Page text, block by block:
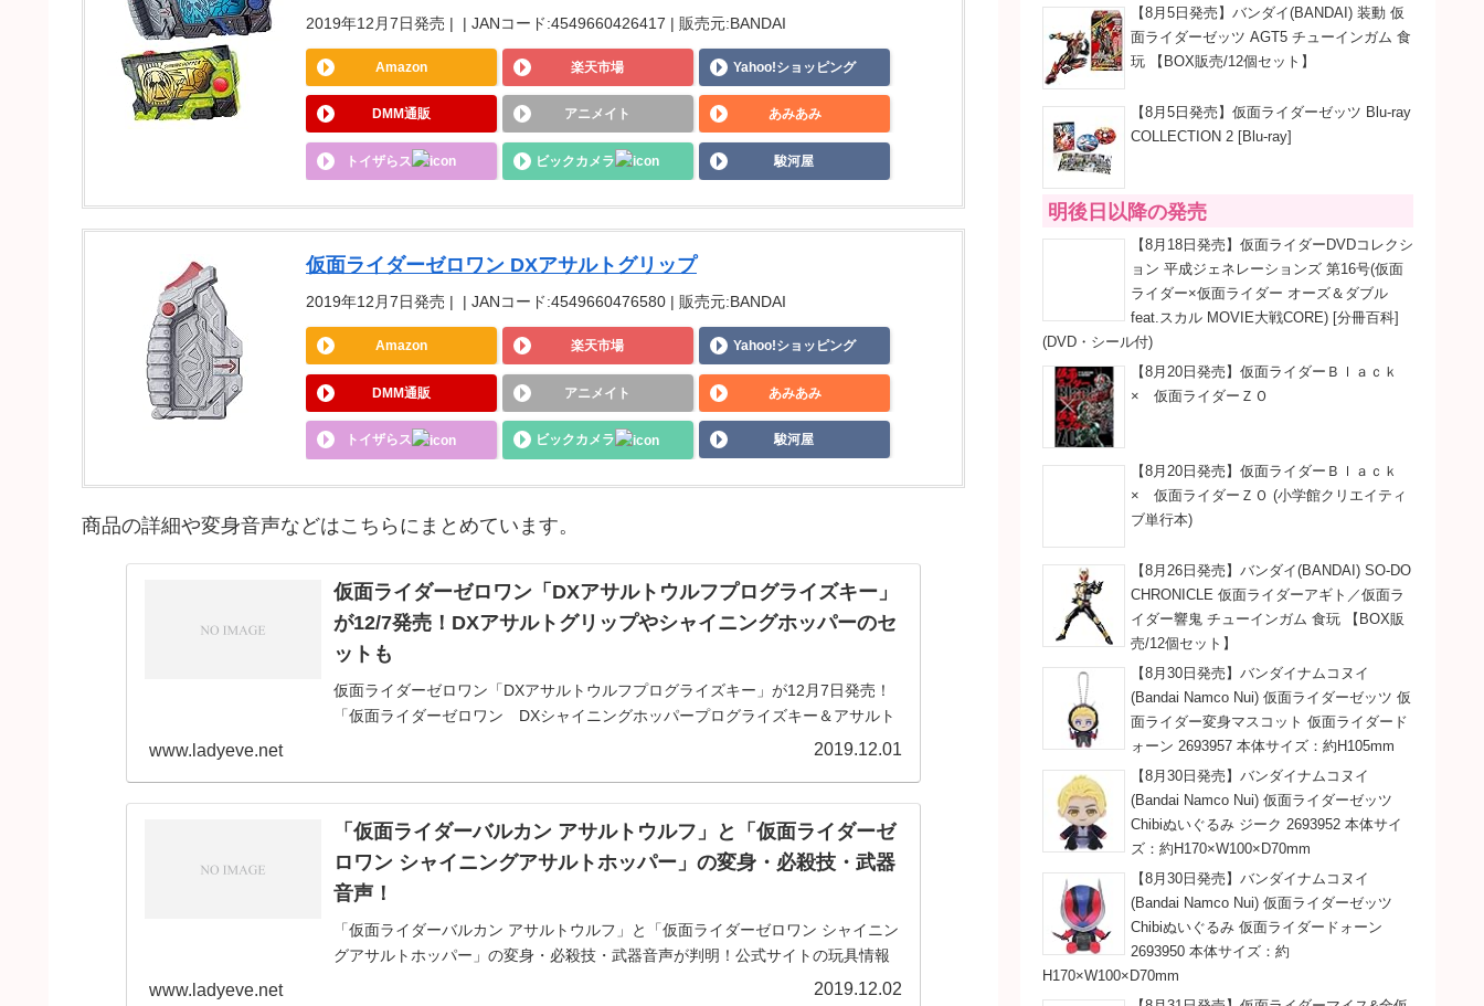
2019年12月7日発売 | | JANコード:4549660426417 | 販売元:BANDAI
Amazon 楽天市場 Yahoo!ショッピング
DMM通販 アニメイト あみあみ
トイザらス ビックカメラ 駿河屋
仮面ライダーゼロワン DXアサルトグリップ
2019年12月7日発売 | | JANコード:4549660476580 | 販売元:BANDAI
Amazon 楽天市場 Yahoo!ショッピング
DMM通販 アニメイト あみあみ
トイザらス ビックカメラ 駿河屋
商品の詳細や変身音声などはこちらにまとめています。
仮面ライダーゼロワン「DXアサルトウルフプログライズキー」
が12/7発売！DXアサルトグリップやシャイニングホッパーのセ
ットも
仮面ライダーゼロワン「DXアサルトウルフプログライズキー」が12月7日発売！
「仮面ライダーゼロワン DXシャイニングホッパープログライズキー＆アサルト
ウルフプログライズキーセット」も同日発売！予約開始です。仮面ライダーゼロ
www.ladyeve.net 2019.12.01
「仮面ライダーバルカン アサルトウルフ」と「仮面ライダーゼ
ロワン シャイニングアサルトホッパー」の変身・必殺技・武器
音声！
「仮面ライダーバルカン アサルトウルフ」と「仮面ライダーゼロワン シャイニン
グアサルトホッパー」の変身・必殺技・武器音声が判明！公式サイトの玩具情報
が公開されました。「仮面ライダーバルカン アサルトウルフ」と「仮面ライダー
www.ladyeve.net 2019.12.02
【8月5日発売】バンダイ(BANDAI) 装動 仮
面ライダーゼッツ AGT5 チューインガム 食
玩 【BOX販売/12個セット】
【8月5日発売】仮面ライダーゼッツ Blu-ray
COLLECTION 2 [Blu-ray]
明後日以降の発売
【8月18日発売】仮面ライダーDVDコレクシ
ョン 平成ジェネレーションズ 第16号(仮面
ライダー×仮面ライダー オーズ＆ダブル
feat.スカル MOVIE大戦CORE) [分冊百科]
(DVD・シール付)
【8月20日発売】仮面ライダーＢｌａｃｋ
× 仮面ライダーＺＯ
【8月20日発売】仮面ライダーＢｌａｃｋ
× 仮面ライダーＺＯ (小学館クリエイティ
ブ単行本)
【8月26日発売】バンダイ(BANDAI) SO-DO
CHRONICLE 仮面ライダーアギト／仮面ラ
イダー響鬼 チューインガム 食玩 【BOX販
売/12個セット】
【8月30日発売】バンダイナムコヌイ
(Bandai Namco Nui) 仮面ライダーゼッツ 仮
面ライダー変身マスコット 仮面ライダード
ォーン 2693957 本体サイズ：約H105mm
【8月30日発売】バンダイナムコヌイ
(Bandai Namco Nui) 仮面ライダーゼッツ
Chibiぬいぐるみ ジーク 2693952 本体サイ
ズ：約H170×W100×D70mm
【8月30日発売】バンダイナムコヌイ
(Bandai Namco Nui) 仮面ライダーゼッツ
Chibiぬいぐるみ 仮面ライダードォーン
2693950 本体サイズ：約
H170×W100×D70mm